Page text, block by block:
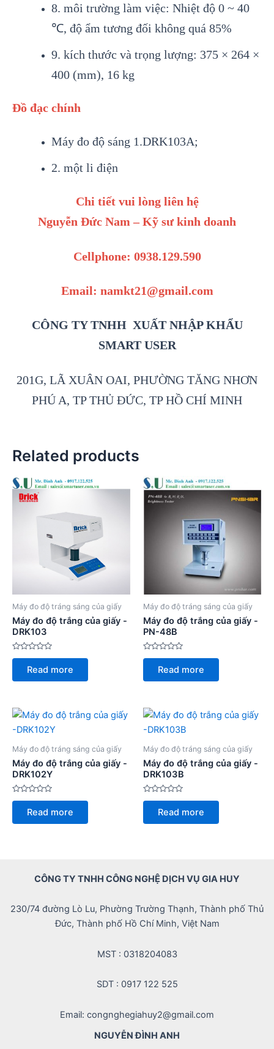
8. môi trường làm việc: Nhiệt độ 0 ~ 40
℃, độ ẩm tương đối không quá 85%
9. kích thước và trọng lượng: 375 × 264 ×
400 (mm), 16 kg
Đồ đạc chính
Máy đo độ sáng 1.DRK103A;
2. một li điện
Chi tiết vui lòng liên hệ
Nguyễn Đức Nam – Kỹ sư kinh doanh
Cellphone: 0938.129.590
Email: namkt21@gmail.com
CÔNG TY TNHH XUẤT NHẬP KHẨU
SMART USER
201G, LÃ XUÂN OAI, PHƯỜNG TĂNG NHƠN
PHÚ A, TP THỦ ĐỨC, TP HỒ CHÍ MINH
Related products
Máy đo độ tráng sáng của giấy
Máy đo độ trắng của giấy -
DRK103
Rated
of
Read more
Máy đo độ tráng sáng của giấy
Máy đo độ trắng của giấy -
PN-48B
Rated
of
Read more
Máy đo độ tráng sáng của giấy
Máy đo độ trắng của giấy -
DRK102Y
Rated
of
Read more
Máy đo độ tráng sáng của giấy
Máy đo độ trắng của giấy -
DRK103B
Rated
of
Read more
CÔNG TY TNHH CÔNG NGHỆ DỊCH VỤ GIA HUY
230/74 đường Lò Lu, Phường Trường Thạnh, Thành phố Thủ
Đức, Thành phố Hồ Chí Minh, Việt Nam
MST : 0318204083
SDT : 0917 122 525
Email: congnghegiahuy2@gmail.com
NGUYỄN ĐÌNH ANH